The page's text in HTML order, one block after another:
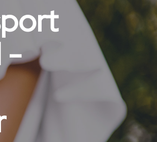
-